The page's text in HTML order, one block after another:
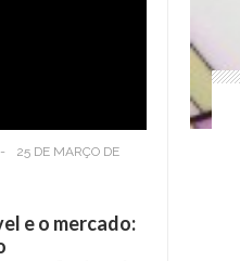
-
25 DE MARÇO DE
e o mercado: